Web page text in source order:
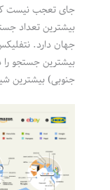
جای تعجب نیست
جنوبی) بیشترین